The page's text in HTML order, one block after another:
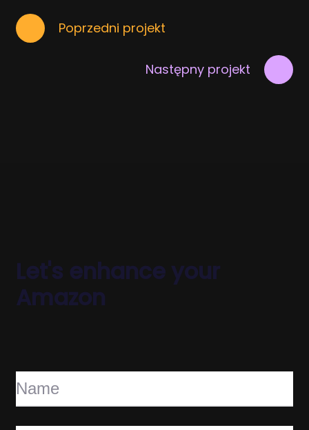
Poprzedni projekt
Następny projekt
Let's enhance your
Amazon